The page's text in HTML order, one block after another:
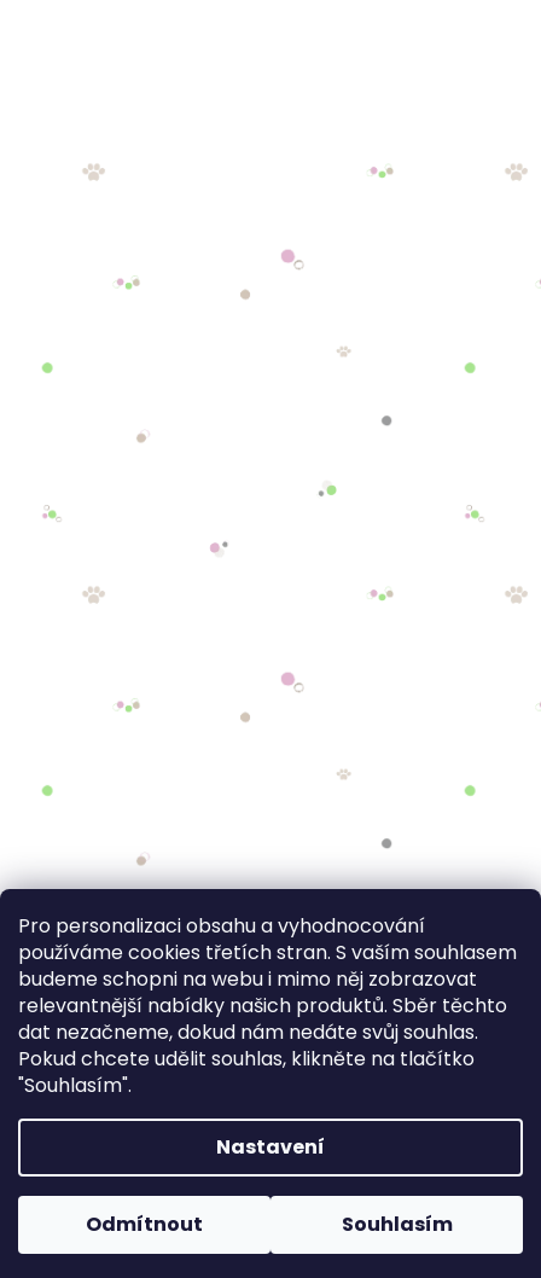
Pro personalizaci obsahu a vyhodnocování
používáme cookies třetích stran. S vaším souhlasem
budeme schopni na webu i mimo něj zobrazovat
relevantnější nabídky našich produktů. Sběr těchto
dat nezačneme, dokud nám nedáte svůj souhlas.
Pokud chcete udělit souhlas, klikněte na tlačítko
"Souhlasím".
Nastavení
Odmítnout Souhlasím